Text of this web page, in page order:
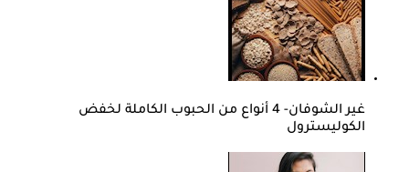
غير الشوفان- 4 أنواع من الحبوب الكاملة لخفض
الكوليسترول